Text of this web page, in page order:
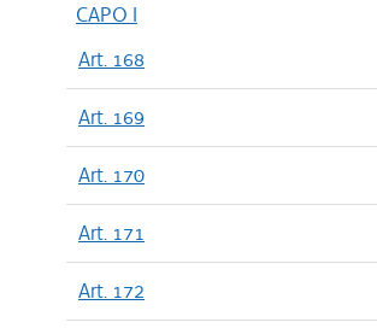
CAPO I
Art. 168
Art. 169
Art. 170
Art. 171
Art. 172